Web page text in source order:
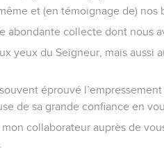
et (en témoignage de) nos
abondante collecte dont nous
yeux du Seigneur, mais aussi
éprouvé
de sa grande confiance en
collaborateur auprès de